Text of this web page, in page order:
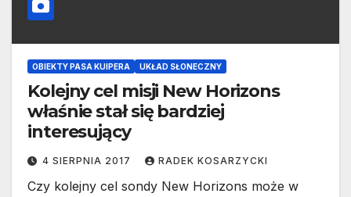
OBIEKTY PASA KUIPERA UKŁAD SŁONECZNY
Kolejny cel misji New Horizons
właśnie stał się bardziej
interesujący
4 SIERPNIA 2017 RADEK KOSARZYCKI
Czy kolejny cel sondy New Horizons może w